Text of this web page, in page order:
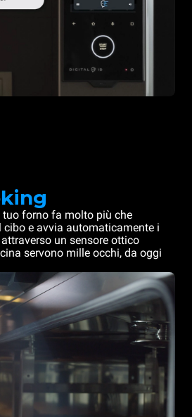
tuo forno fa molto più che
cibo e avvia automaticamente i
un sensore ottico
servono mille occhi, da oggi